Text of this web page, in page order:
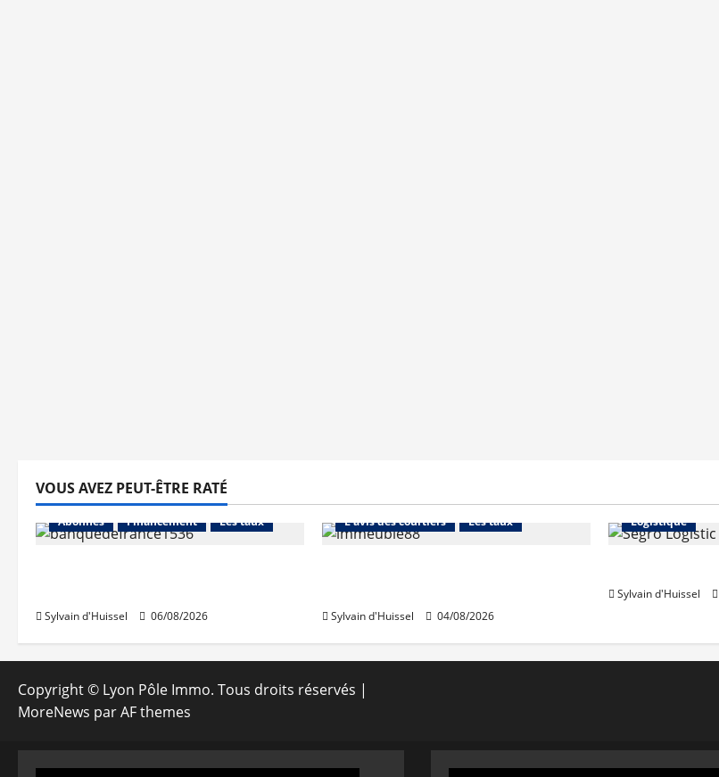
VOUS AVEZ PEUT-ÊTRE RATÉ
Abonnés Financement Les taux
Sylvain d'Huissel 06/08/2026
L'avis des courtiers
Les taux
Sylvain d'Huissel 04/08/2026
Logistique
Sylvain d'Huissel
Copyright © Lyon Pôle Immo. Tous droits réservés |
MoreNews par AF themes